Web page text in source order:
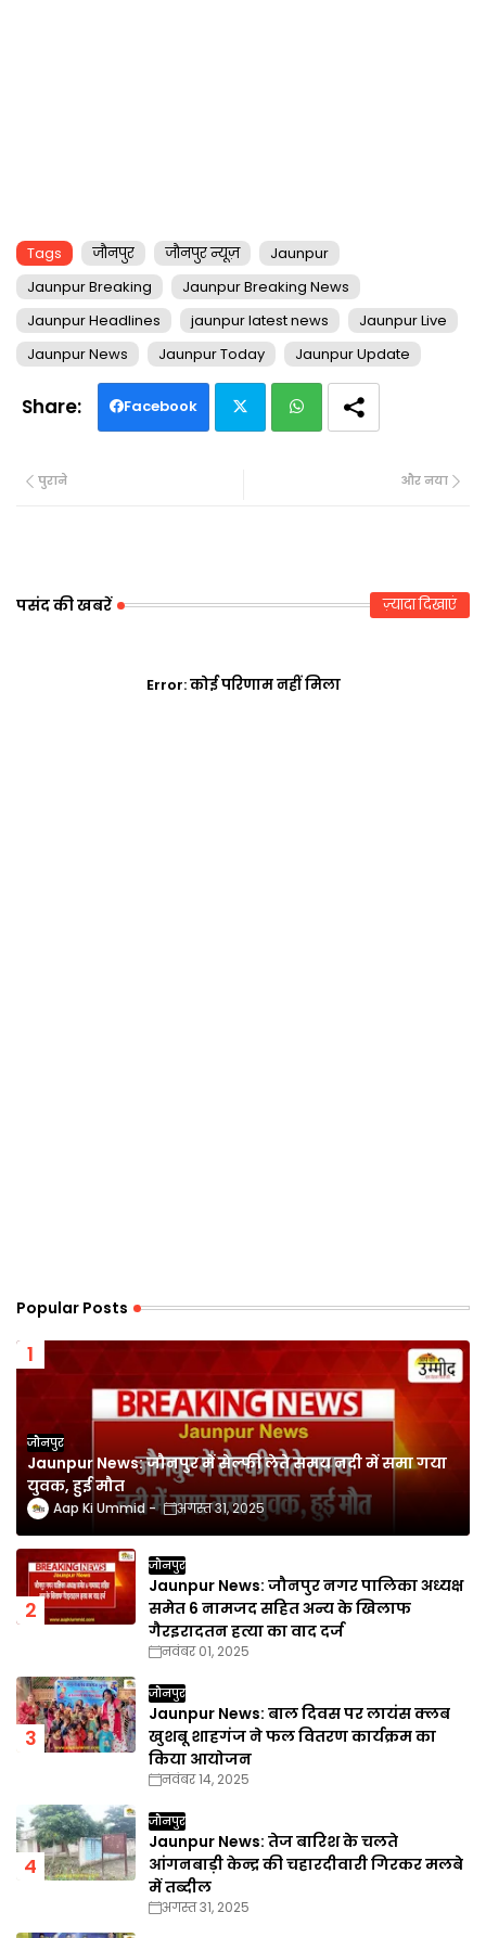
Tags जौनपुर जौनपुर न्यूज़
Jaunpur
Jaunpur Breaking
Jaunpur Breaking News
Jaunpur Headlines
jaunpur latest news
Jaunpur Live
Jaunpur News
Jaunpur Today Jaunpur Update
Facebook
और नया
पुराने
पसंद की खबरें ज़्यादा दिखाएं
Error:कोई परिणाम नहीं मिला
Popular Posts
जौनपुर
Jaunpur News: जौनपुर में सेल्फी लेते समय नदी में समा गया
युवक, हुई मौत
Aap Ki Ummid अगस्त 31, 2025
जौनपुर
Jaunpur News: जौनपुर नगर पालिका अध्यक्ष
समेत 6 नामजद सहित अन्य के खिलाफ
गैरइरादतन हत्या का वाद दर्ज
नवंबर 01, 2025
जौनपुर
Jaunpur News: बाल दिवस पर लायंस क्लब
खुशबू शाहगंज ने फल वितरण कार्यक्रम का
किया आयोजन
नवंबर 14, 2025
जौनपुर
Jaunpur News: तेज बारिश के चलते
आंगनबाड़ी केन्द्र की चहारदीवारी गिरकर मलबे
में तब्दील
अगस्त 31, 2025